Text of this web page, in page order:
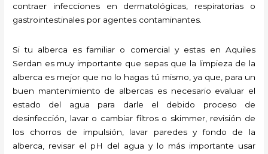
contraer infecciones en dermatológicas, respiratorias o
gastrointestinales por agentes contaminantes.
Si tu alberca es familiar o comercial y estas en Aquiles
Serdan es muy importante que sepas que la limpieza de la
alberca es mejor que no lo hagas tú mismo, ya que, para un
buen mantenimiento de albercas es necesario evaluar el
estado del agua para darle el debido proceso de
desinfección, lavar o cambiar filtros o skimmer, revisión de
los chorros de impulsión, lavar paredes y fondo de la
alberca, revisar el pH del agua y lo más importante usar